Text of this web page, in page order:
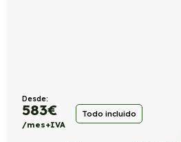
Desde:
583€
/mes+IVA
Todo incluido